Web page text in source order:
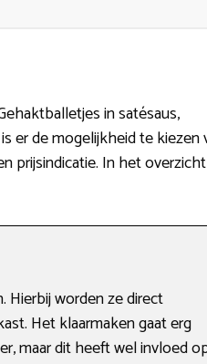
in satésaus,
er de mogelijkheid te kiezen
prijsindicatie. In het overzicht
Hierbij worden ze direct
Het klaarmaken gaat erg
maar dit heeft wel invloed